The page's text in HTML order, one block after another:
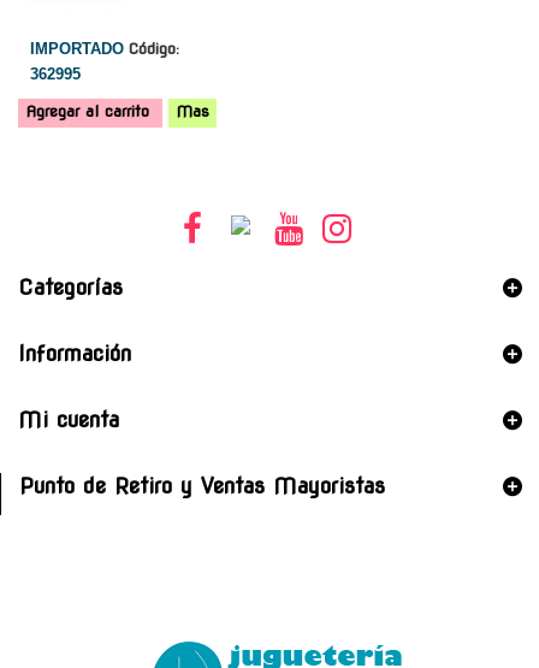
IMPORTADO Código:
362995
Agregar al carrito Mas
Categorías
Información
Mi cuenta
Punto de Retiro y Ventas Mayoristas